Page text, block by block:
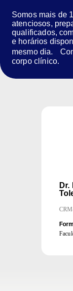
Somos mais de
atenciosos,
qualificados,
e horários
mesmo dia.
corpo clínico.
Dr.
CRM